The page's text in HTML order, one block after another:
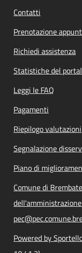
Contatti
Prenotazione
Richiedi assistenza
Statistiche del
Leggi le FAQ
Pagamenti
Riepilogo valutazioni
Segnalazione
Piano di
Comune di
Powered by